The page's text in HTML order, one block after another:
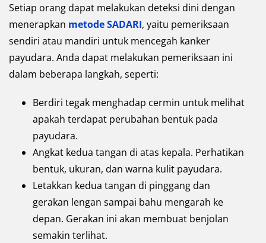
Setiap orang dapat melakukan deteksi dini dengan
menerapkan metode SADARI, yaitu pemeriksaan
sendiri atau mandiri untuk mencegah kanker
payudara. Anda dapat melakukan pemeriksaan ini
dalam beberapa langkah, seperti:
Berdiri tegak menghadap cermin untuk melihat
apakah terdapat perubahan bentuk pada
payudara.
Angkat kedua tangan di atas kepala. Perhatikan
bentuk, ukuran, dan warna kulit payudara.
Letakkan kedua tangan di pinggang dan
gerakan lengan sampai bahu mengarah ke
depan. Gerakan ini akan membuat benjolan
semakin terlihat.